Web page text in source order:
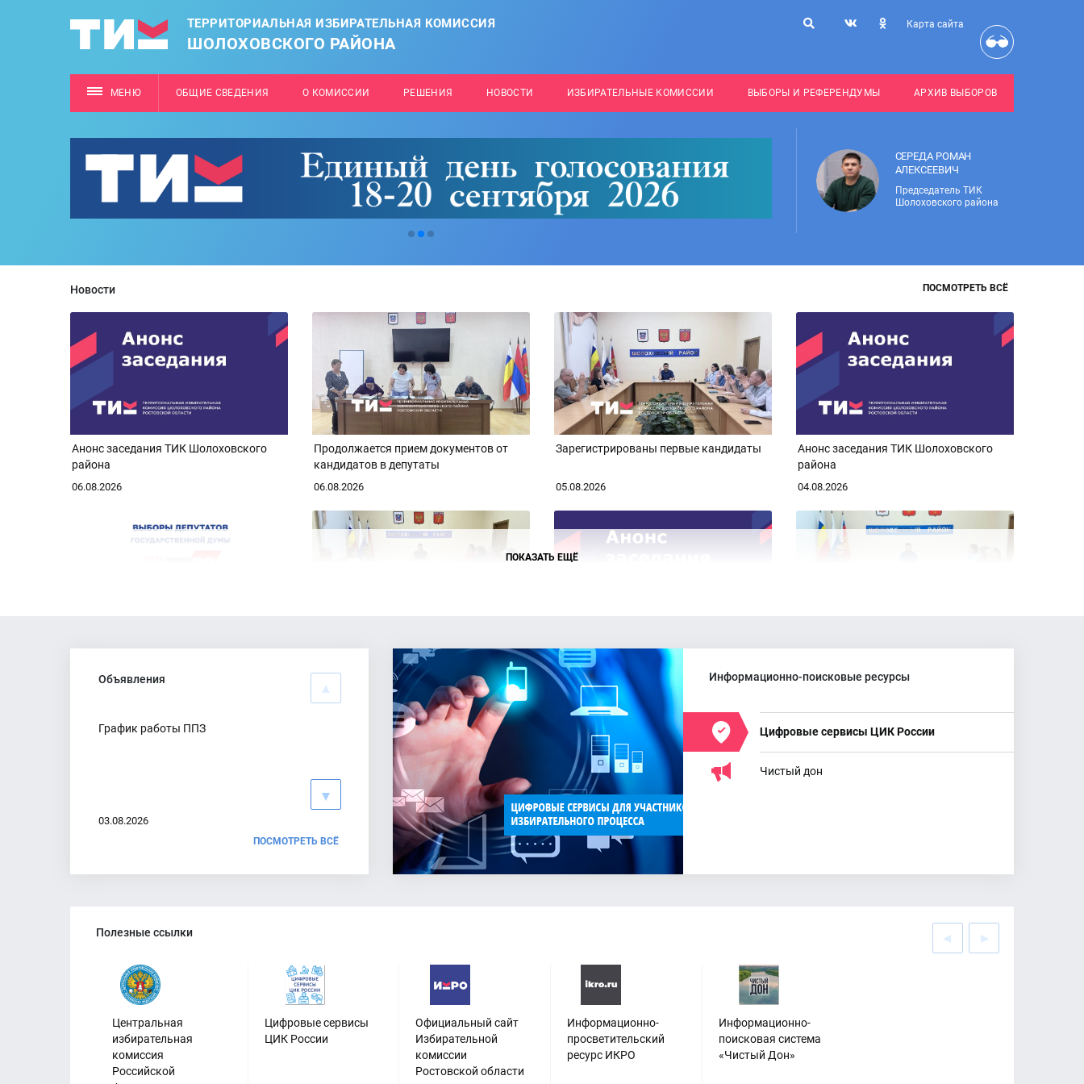
ТЕРРИТОРИАЛЬНАЯ ИЗБИРАТЕЛЬНАЯ КОМИССИЯ
ШОЛОХОВСКОГО РАЙОНА
Карта сайта
МЕНЮ ОБЩИЕ СВЕДЕНИЯ О КОМИССИИ РЕШЕНИЯ НОВОСТИ ИЗБИРАТЕЛЬНЫЕ КОМИССИИ ВЫБОРЫ И РЕФЕРЕНДУМЫ АРХИВ ВЫБОРОВ
СЕРЕДА РОМАН
АЛЕКСЕЕВИЧ
Председатель ТИК
Шолоховского района
Новости ПОСМОТРЕТЬ ВСЁ
Анонс заседания ТИК Шолоховского
района
06.08.2026
Продолжается прием документов от
кандидатов в депутаты
06.08.2026
Зарегистрированы первые кандидаты
05.08.2026
Анонс заседания ТИК Шолоховского
района
04.08.2026
Голосования по месту нахождения
03.08.2026
Состоялось 13-е заседание
03.08.2026
Анонс заседания ТИК Шолоховского
района
02.08.2026
Шолоховский район готовится к
ПОКАЗАТЬ ЕЩЁ
Объявления
График работы ППЗ
03.08.2026
08.07.2026
ПОСМОТРЕТЬ ВСЁ
Информационно-поисковые ресурсы
Цифровые сервисы ЦИК России
Чистый дон
Полезные ссылки
Центральная
избирательная
комиссия
Российской
Цифровые сервисы
ЦИК России
Официальный сайт
Избирательной
комиссии
Ростовской области
Информационно-
просветительский
ресурс ИКРО
Информационно-
поисковая система
«Чистый Дон»